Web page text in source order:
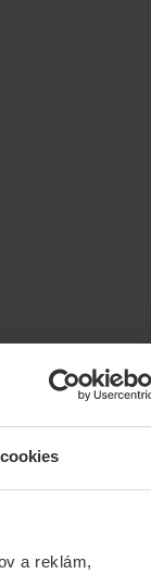
a reklám,